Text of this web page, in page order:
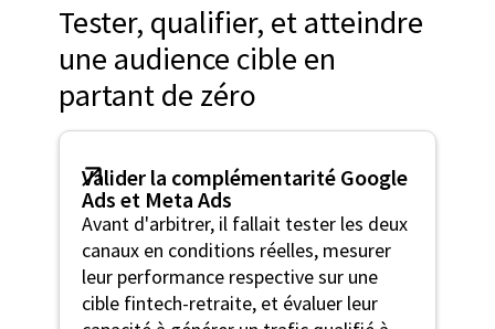
Tester, qualifier, et atteindre
une audience cible en
partant de zéro
Valider la complémentarité Google
Ads et Meta Ads
Avant d'arbitrer, il fallait tester les deux
canaux en conditions réelles, mesurer
leur performance respective sur une
cible fintech-retraite, et évaluer leur